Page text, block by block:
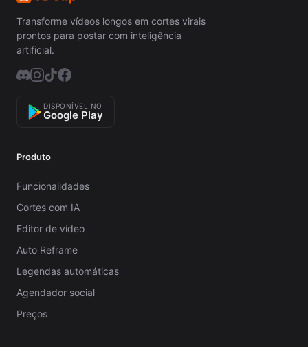
Transforme vídeos longos em cortes virais
prontos para postar com inteligência
artificial.
DISPONÍVEL NO
Google Play
Produto
Funcionalidades
Cortes com IA
Editor de vídeo
Auto Reframe
Legendas automáticas
Agendador social
Preços